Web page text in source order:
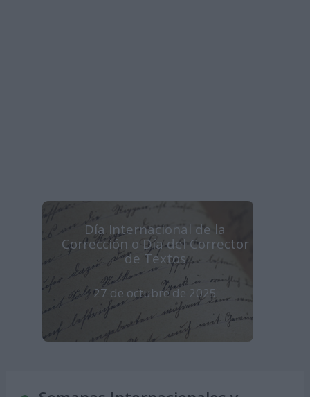
Día Internacional de la
Corrección o Día del Corrector
de Textos
27 de octubre de 2025